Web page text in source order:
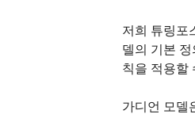
저희 튜링포
델의 기본
칙을 적용할
가디언 모델